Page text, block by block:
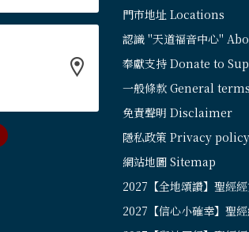
門市地址 Locations
認識 "天道福音中心"
奉獻支持 Donate to
一般條款 General
免責聲明 Disclaimer
隱私政策 Privacy policy
網站地圖 Sitemap
2027【全地頌讚】聖經
2027【信心小確幸】聖